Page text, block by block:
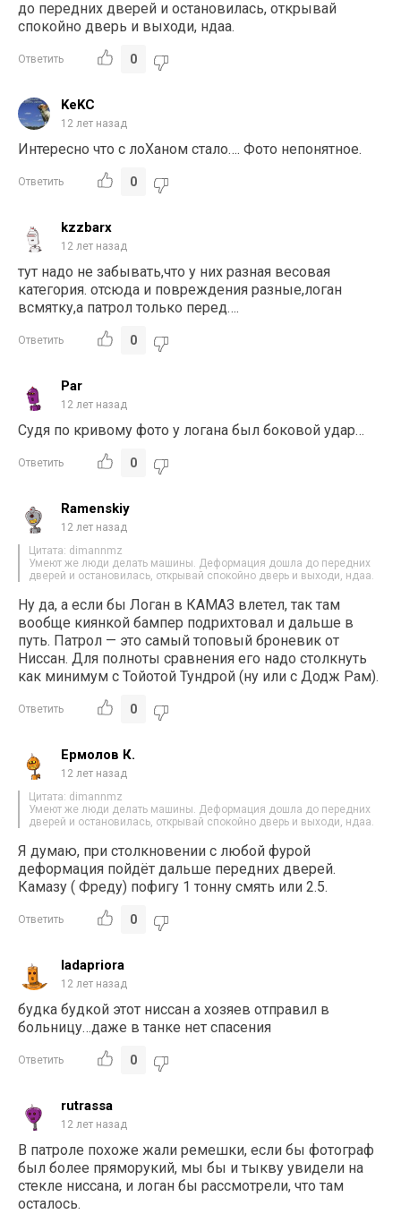
до передних дверей и остановилась, открывай
спокойно дверь и выходи, ндаа.
Ответить 0
KeKC
12 лет назад
Интересно что с лоХаном стало…. Фото непонятное.
Ответить 0
kzzbarx
12 лет назад
тут надо не забывать,что у них разная весовая
категория. отсюда и повреждения разные,логан
всмятку,а патрол только перед….
Ответить 0
Par
12 лет назад
Судя по кривому фото у логана был боковой удар…
Ответить 0
Ramenskiy
12 лет назад
Цитата: dimannmz
Умеют же люди делать машины. Деформация дошла до передних
дверей и остановилась, открывай спокойно дверь и выходи, ндаа.
Ну да, а если бы Логан в КАМАЗ влетел, так там
вообще киянкой бампер подрихтовал и дальше в
путь. Патрол — это самый топовый броневик от
Ниссан. Для полноты сравнения его надо столкнуть
как минимум с Тойотой Тундрой (ну или с Додж Рам).
Ответить 0
Ермолов К.
12 лет назад
Цитата: dimannmz
Умеют же люди делать машины. Деформация дошла до передних
дверей и остановилась, открывай спокойно дверь и выходи, ндаа.
Я думаю, при столкновении с любой фурой
деформация пойдёт дальше передних дверей.
Камазу ( Фреду) пофигу 1 тонну смять или 2.5.
Ответить 0
ladapriora
12 лет назад
будка будкой этот ниссан а хозяев отправил в
больницу…даже в танке нет спасения
Ответить 0
rutrassa
12 лет назад
В патроле похоже жали ремешки, если бы фотограф
был более пряморукий, мы бы и тыкву увидели на
стекле ниссана, и логан бы рассмотрели, что там
осталось.